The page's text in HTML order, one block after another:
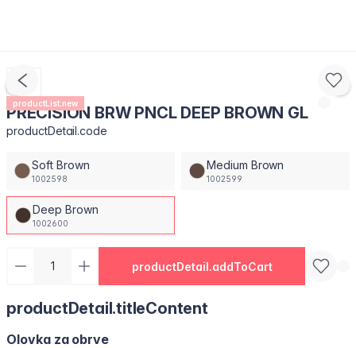
productList.new
PRECISION BRW PNCL DEEP BROWN GL
productDetail.code
Soft Brown
1002598
Medium Brown
1002599
Deep Brown
1002600
productDetail.addToCart
productDetail.titleContent
Olovka za obrve